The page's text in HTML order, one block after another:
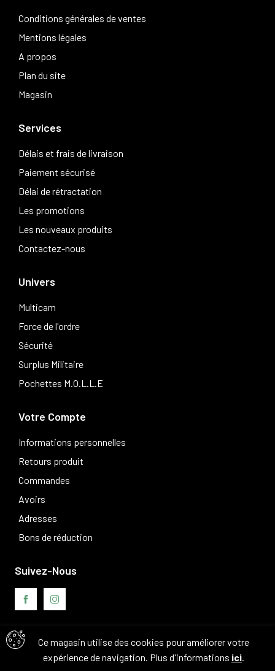
Conditions générales de ventes
Mentions légales
A propos
Plan du site
Magasin
Services
Délais et frais de livraison
Paiement sécurisé
Délai de rétractation
Les promotions
Les nouveaux produits
Contactez-nous
Univers
Multicam
Force de l'ordre
Sécurité
Surplus Militaire
Pochettes M.O.L.L.E
Votre Compte
Informations personnelles
Retours produit
Commandes
Avoirs
Adresses
Bons de réduction
Ce magasin utilise des cookies pour améliorer votre
expérience de navigation. Plus d'informations ici.
Suivez-Nous
Avis clients